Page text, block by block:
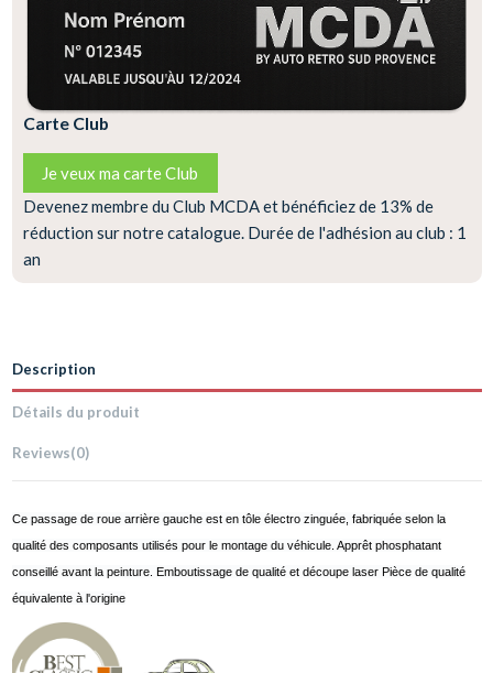
Carte Club
Je veux ma carte Club
Devenez membre du Club MCDA et bénéficiez de 13% de
réduction sur notre catalogue. Durée de l'adhésion au club : 1
an
Description
Détails du produit
Reviews(0)
Ce passage de roue arrière gauche est en tôle électro zinguée, fabriquée selon la
qualité des composants utilisés pour le montage du véhicule. Apprêt phosphatant
conseillé avant la peinture. Emboutissage de qualité et découpe laser Pièce de qualité
équivalente à l'origine